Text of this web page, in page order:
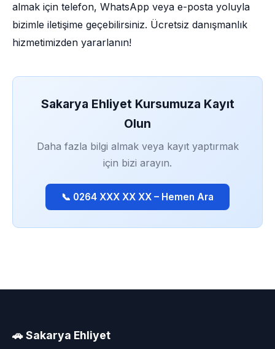
almak için telefon, WhatsApp veya e-posta yoluyla
bizimle iletişime geçebilirsiniz. Ücretsiz danışmanlık
hizmetimizden yararlanın!
Sakarya Ehliyet Kursumuza Kayıt
Olun
Daha fazla bilgi almak veya kayıt yaptırmak
için bizi arayın.
📞 0264 XXX XX XX – Hemen Ara
🚗 Sakarya Ehliyet